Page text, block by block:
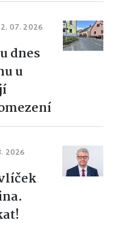
07. 2026
dnes
u
2026